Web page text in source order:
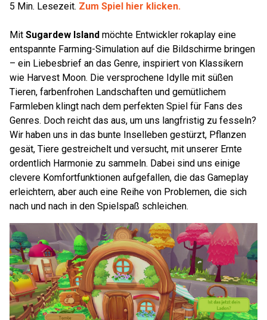
5 Min. Lesezeit. Zum Spiel hier klicken.
Mit Sugardew Island möchte Entwickler rokaplay eine
entspannte Farming-Simulation auf die Bildschirme bringen
– ein Liebesbrief an das Genre, inspiriert von Klassikern
wie Harvest Moon. Die versprochene Idylle mit süßen
Tieren, farbenfrohen Landschaften und gemütlichem
Farmleben klingt nach dem perfekten Spiel für Fans des
Genres. Doch reicht das aus, um uns langfristig zu fesseln?
Wir haben uns in das bunte Inselleben gestürzt, Pflanzen
gesät, Tiere gestreichelt und versucht, mit unserer Ernte
ordentlich Harmonie zu sammeln. Dabei sind uns einige
clevere Komfortfunktionen aufgefallen, die das Gameplay
erleichtern, aber auch eine Reihe von Problemen, die sich
nach und nach in den Spielspaß schleichen.